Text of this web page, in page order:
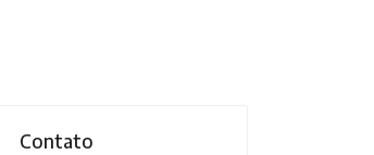
Contato